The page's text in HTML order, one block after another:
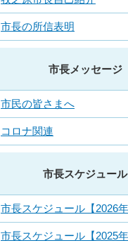
市長の所信表明
市長メッセージ
市民の皆さまへ
コロナ関連
市長スケジュール
市長スケジュール【2026年
市長スケジュール【2025年